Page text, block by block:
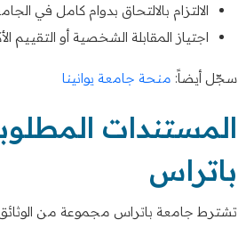
الالتزام بالالتحاق بدوام كامل في
اجتياز المقابلة الشخصية أو التقييم
سجّل أيضاً: منحة جامعة يوانينا
المستندات
باتراس
تشترط جامعة باتراس مجموعة من الوثائق